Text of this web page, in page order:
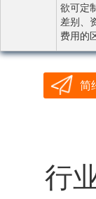
欲可定
差别、
费用的
简
行